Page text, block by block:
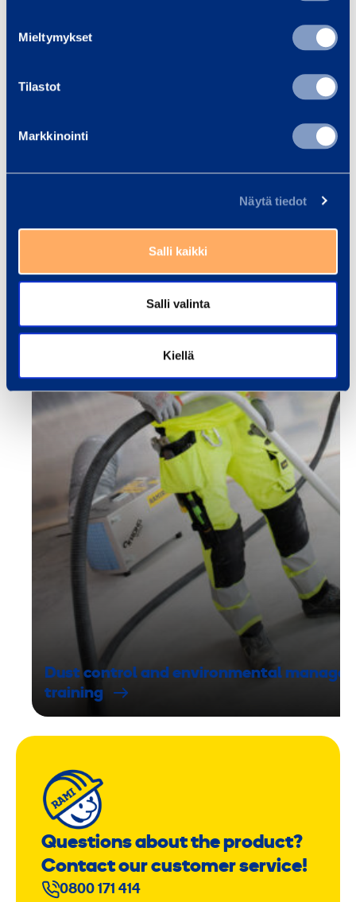
Mieltymykset
Tilastot
Markkinointi
Näytä tiedot
Salli kaikki
Salli valinta
Kiellä
Trainings
View all trainings
Dust control and environmental
training
Questions about the product?
Contact our customer service!
0800 171 414